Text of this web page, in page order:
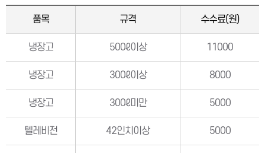
품목 규격 수수료(원)
냉장고 500ℓ이상 11000
냉장고 300ℓ이상 8000
냉장고 300ℓ미만 5000
텔레비전 42인치이상 5000